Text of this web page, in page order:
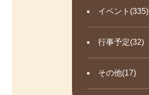
イベント(335)
行事予定(32)
その他(17)